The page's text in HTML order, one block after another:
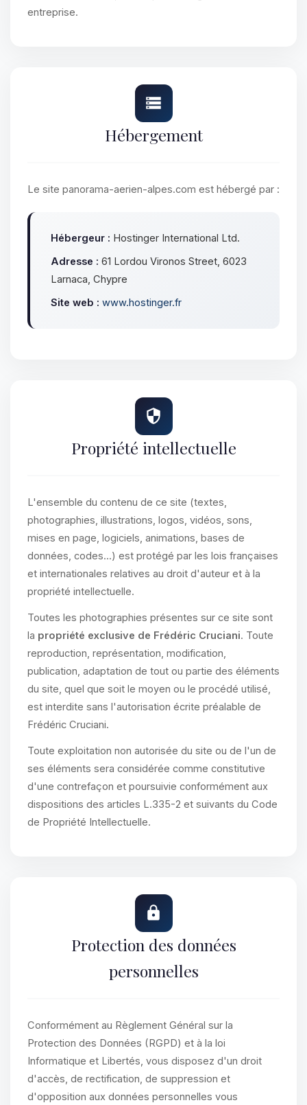
entreprise.
Hébergement
Le site panorama-aerien-alpes.com est hébergé par :
Hébergeur : Hostinger International Ltd.
Adresse : 61 Lordou Vironos Street, 6023
Larnaca, Chypre
Site web : www.hostinger.fr
Propriété intellectuelle
L'ensemble du contenu de ce site (textes,
photographies, illustrations, logos, vidéos, sons,
mises en page, logiciels, animations, bases de
données, codes...) est protégé par les lois françaises
et internationales relatives au droit d'auteur et à la
propriété intellectuelle.
Toutes les photographies présentes sur ce site sont
la propriété exclusive de Frédéric Cruciani. Toute
reproduction, représentation, modification,
publication, adaptation de tout ou partie des éléments
du site, quel que soit le moyen ou le procédé utilisé,
est interdite sans l'autorisation écrite préalable de
Frédéric Cruciani.
Toute exploitation non autorisée du site ou de l'un de
ses éléments sera considérée comme constitutive
d'une contrefaçon et poursuivie conformément aux
dispositions des articles L.335-2 et suivants du Code
de Propriété Intellectuelle.
Protection des données
personnelles
Conformément au Règlement Général sur la
Protection des Données (RGPD) et à la loi
Informatique et Libertés, vous disposez d'un droit
d'accès, de rectification, de suppression et
d'opposition aux données personnelles vous